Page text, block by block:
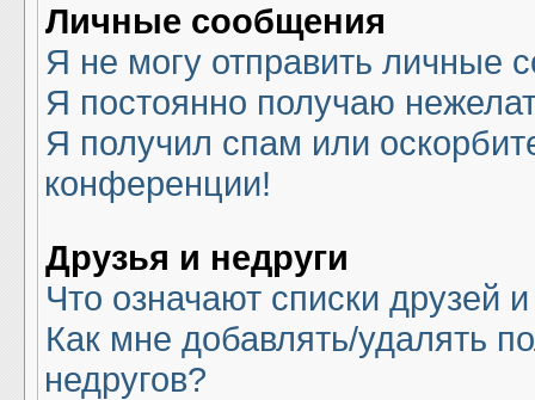
Личные сообщения
Я не могу отправить личные
Я постоянно получаю
Я получил спам или
конференции!
Друзья и недруги
Что означают списки друзей
Как мне добавлять/удалять
недругов?